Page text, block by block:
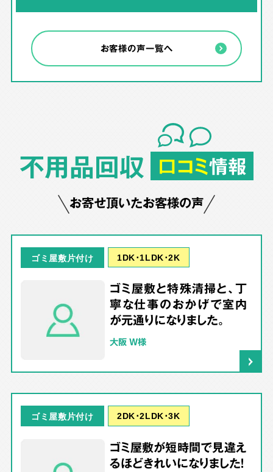
お客様の声一覧へ
不用品回収 口コミ情報
お寄せ頂いたお客様の声
ゴミ屋敷片付け 1DK･1LDK･2K
ゴミ屋敷と特殊清掃と、丁
寧な仕事のおかげで室内
が元通りになりました。
大阪 W様
ゴミ屋敷片付け 2DK･2LDK･3K
ゴミ屋敷が短時間で見違え
るほどきれいになりました！